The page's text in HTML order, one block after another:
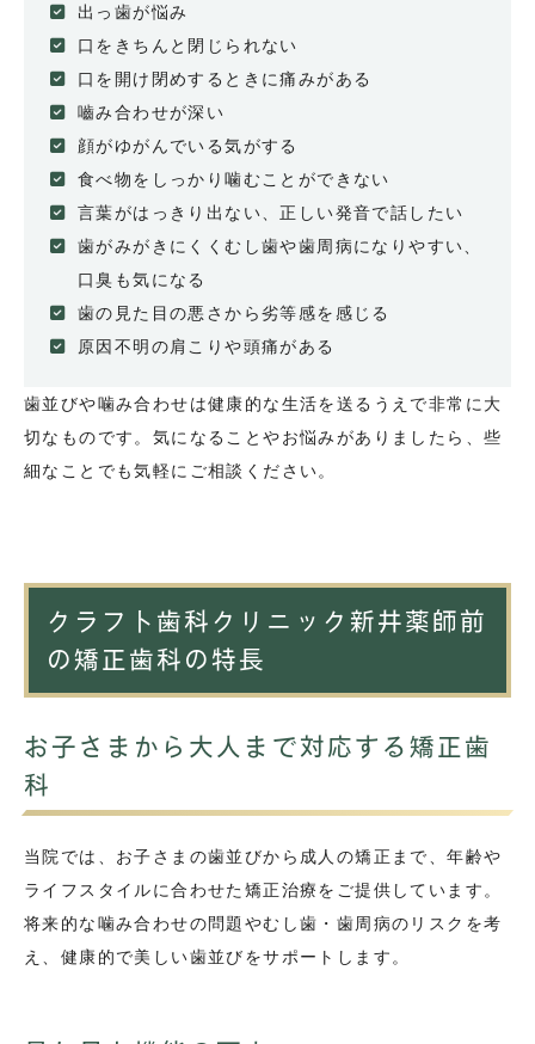
出っ歯が悩み
口をきちんと閉じられない
口を開け閉めするときに痛みがある
嚙み合わせが深い
顔がゆがんでいる気がする
食べ物をしっかり噛むことができない
言葉がはっきり出ない、正しい発音で話したい
歯がみがきにくくむし歯や歯周病になりやすい、
口臭も気になる
歯の見た目の悪さから劣等感を感じる
原因不明の肩こりや頭痛がある
歯並びや噛み合わせは健康的な生活を送るうえで非常に大
切なものです。気になることやお悩みがありましたら、些
細なことでも気軽にご相談ください。
クラフト歯科クリニック新井薬師前
の矯正歯科の特長
お子さまから大人まで対応する矯正歯
科
当院では、お子さまの歯並びから成人の矯正まで、年齢や
ライフスタイルに合わせた矯正治療をご提供しています。
将来的な噛み合わせの問題やむし歯・歯周病のリスクを考
え、健康的で美しい歯並びをサポートします。